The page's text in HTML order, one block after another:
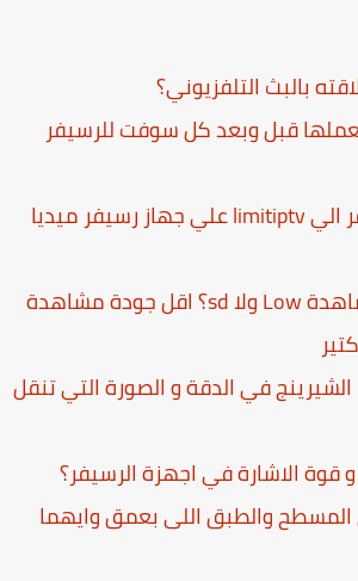
قبل وبعد كل سوفت للرسيفر
تحول سيرفر الفوريفر الي limitiptv علي جهاز رسيفر ميديا
ماهي اقل جودة مشاهدة Low ولا sd؟ اقل جودة مشاهدة
في الدقة و الصورة التي تنقل
الاشارة في اجهزة الرسيفر؟
والطبق اللى بعمق وايهما